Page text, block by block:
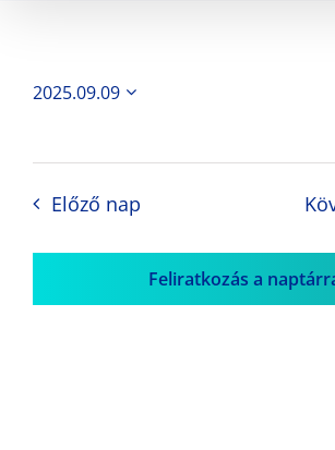
2025.09.09
Előző nap
Feliratkozás a